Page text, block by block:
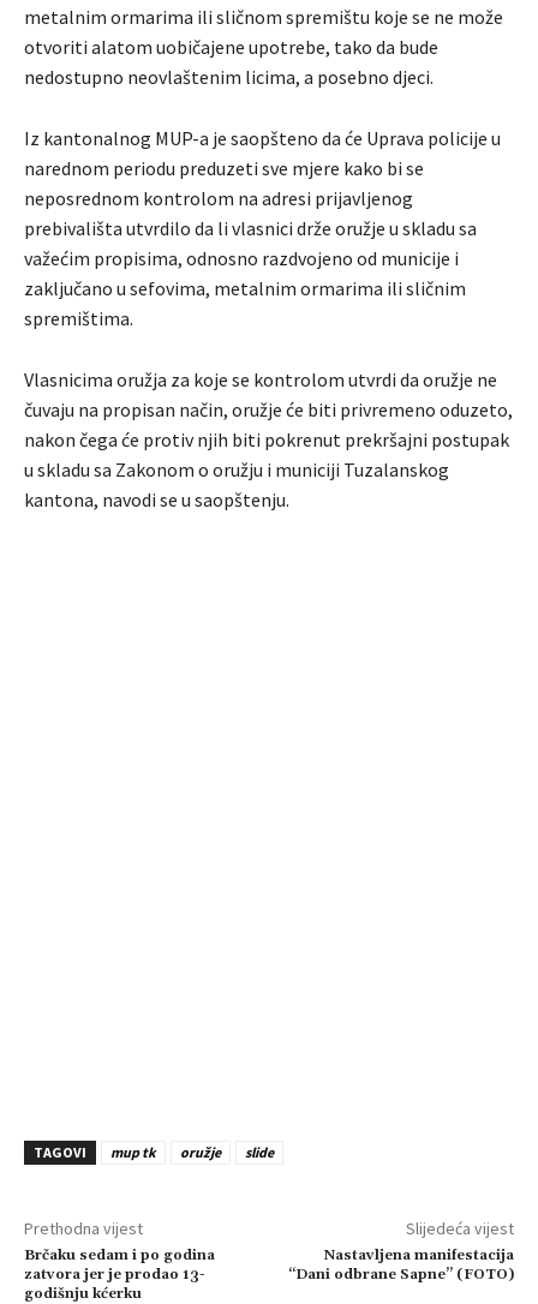
metalnim ormarima ili sličnom spremištu koje se ne može
otvoriti alatom uobičajene upotrebe, tako da bude
nedostupno neovlaštenim licima, a posebno djeci.
Iz kantonalnog MUP-a je saopšteno da će Uprava policije u
narednom periodu preduzeti sve mjere kako bi se
neposrednom kontrolom na adresi prijavljenog
prebivališta utvrdilo da li vlasnici drže oružje u skladu sa
važećim propisima, odnosno razdvojeno od municije i
zaključano u sefovima, metalnim ormarima ili sličnim
spremištima.
Vlasnicima oružja za koje se kontrolom utvrdi da oružje ne
čuvaju na propisan način, oružje će biti privremeno oduzeto,
nakon čega će protiv njih biti pokrenut prekršajni postupak
u skladu sa Zakonom o oružju i municiji Tuzalanskog
kantona, navodi se u saopštenju.
TAGOVI mup tk oružje slide
Prethodna vijest
Brčaku sedam i po godina
zatvora jer je prodao 13-
godišnju kćerku
Slijedeća vijest
Nastavljena manifestacija
“Dani odbrane Sapne” (FOTO)